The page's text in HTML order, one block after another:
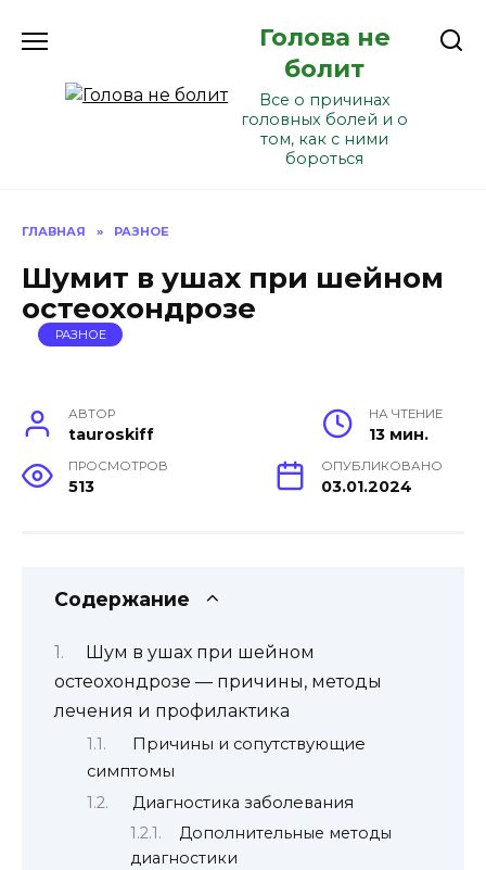
Голова не
болит
Все о причинах
головных болей и о
том, как с ними
бороться
ГЛАВНАЯ » РАЗНОЕ
Шумит в ушах при шейном
остеохондрозе
РАЗНОЕ
АВТОР
tauroskiff
НА ЧТЕНИЕ
13 мин.
ПРОСМОТРОВ
513
ОПУБЛИКОВАНО
03.01.2024
Содержание
Шум в ушах при шейном
остеохондрозе — причины, методы
лечения и профилактика
Причины и сопутствующие
симптомы
Диагностика заболевания
Дополнительные методы
диагностики